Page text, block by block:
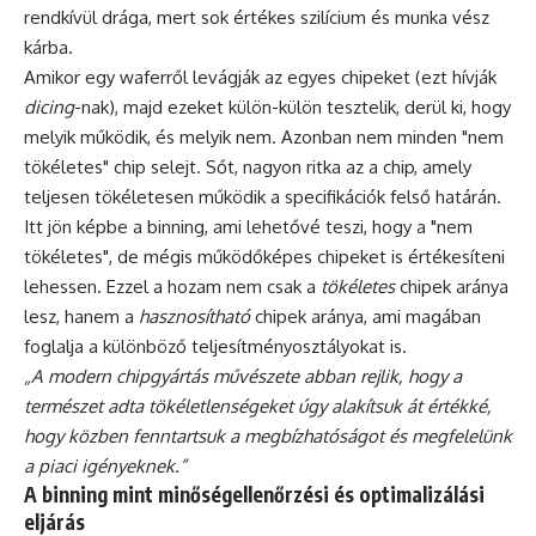
rendkívül drága, mert sok értékes szilícium és munka vész
kárba.
Amikor egy waferről levágják az egyes chipeket (ezt hívják
dicing-nak), majd ezeket külön-külön tesztelik, derül ki, hogy
melyik működik, és melyik nem. Azonban nem minden "nem
tökéletes" chip selejt. Sőt, nagyon ritka az a chip, amely
teljesen tökéletesen működik a specifikációk felső határán.
Itt jön képbe a binning, ami lehetővé teszi, hogy a "nem
tökéletes", de mégis működőképes chipeket is értékesíteni
lehessen. Ezzel a hozam nem csak a tökéleteschipek aránya
lesz, hanem a hasznosíthatóchipek aránya, ami magában
foglalja a különböző teljesítményosztályokat is.
„A modern chipgyártás művészete abban rejlik, hogy a
természet adta tökéletlenségeket úgy alakítsuk át értékké,
hogy közben fenntartsuk a megbízhatóságot és megfelelünk
a piaci igényeknek.”
A binning mint minőségellenőrzési és optimalizálási
eljárás